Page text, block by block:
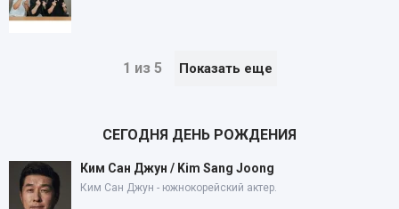
1 из 5 Показать еще
СЕГОДНЯ ДЕНЬ РОЖДЕНИЯ
Ким Сан Джун / Kim Sang Joong
Ким Сан Джун - южнокорейский актер.